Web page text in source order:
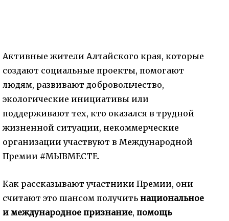
Активные жители Алтайского края, которые
создают социальные проекты, помогают
людям, развивают добровольчество,
экологические инициативы или
поддерживают тех, кто оказался в трудной
жизненной ситуации, некоммерческие
организации участвуют в Международной
Премии #МЫВМЕСТЕ.
Как рассказывают участники Премии, они
считают это шансом получить национальное
и международное признание, помощь